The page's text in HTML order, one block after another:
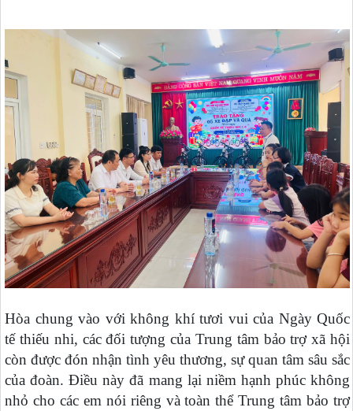
Hòa chung vào với không khí tươi vui của Ngày Quốc
tế thiếu nhi, các đối tượng của Trung tâm bảo trợ xã hội
còn được đón nhận tình yêu thương, sự quan tâm sâu sắc
của đoàn. Điều này đã mang lại niềm hạnh phúc không
nhỏ cho các em nói riêng và toàn thể Trung tâm bảo trợ